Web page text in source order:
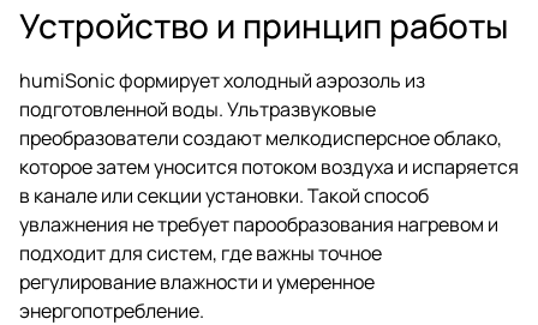
Устройство и принцип работы
humiSonic формирует холодный аэрозоль из
подготовленной воды. Ультразвуковые
преобразователи создают мелкодисперсное облако,
которое затем уносится потоком воздуха и испаряется
в канале или секции установки. Такой способ
увлажнения не требует парообразования нагревом и
подходит для систем, где важны точное
регулирование влажности и умеренное
энергопотребление.